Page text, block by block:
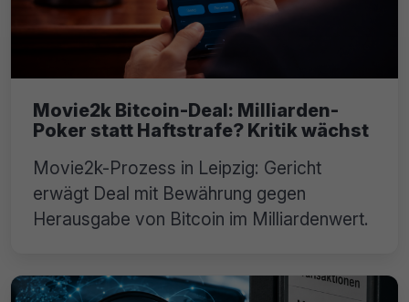
Movie2k Bitcoin-Deal: Milliarden-
Poker statt Haftstrafe? Kritik wächst
Movie2k-Prozess in Leipzig: Gericht
erwägt Deal mit Bewährung gegen
Herausgabe von Bitcoin im Milliardenwert.